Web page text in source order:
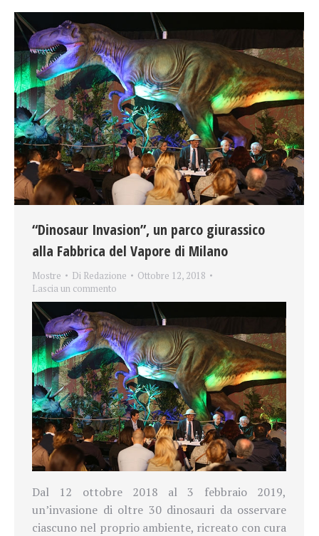
“Dinosaur Invasion”, un parco giurassico
alla Fabbrica del Vapore di Milano
Mostre Di Redazione
Ottobre 12, 2018
Lascia un commento
Dal 12 ottobre 2018 al 3 febbraio 2019,
un’invasione di oltre 30 dinosauri da osservare
ciascuno nel proprio ambiente, ricreato con cura